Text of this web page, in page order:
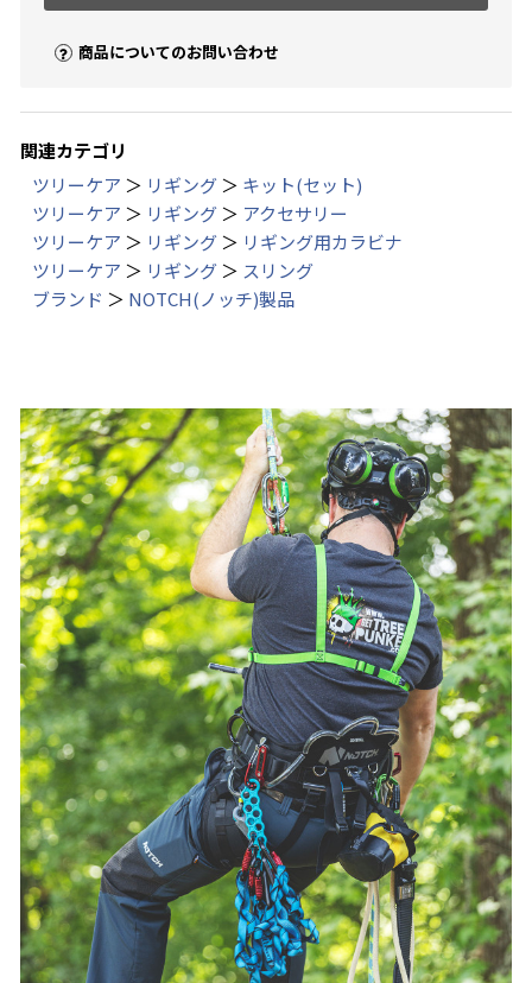
商品についてのお問い合わせ
関連カテゴリ
ツリーケア ＞ リギング ＞ キット(セット)
ツリーケア ＞ リギング ＞ アクセサリー
ツリーケア ＞ リギング ＞ リギング用カラビナ
ツリーケア ＞ リギング ＞ スリング
ブランド ＞ NOTCH(ノッチ)製品